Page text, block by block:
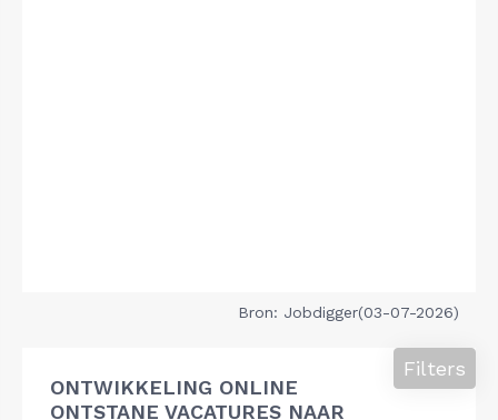
Bron: Jobdigger(03-07-2026)
ONTWIKKELING ONLINE
ONTSTANE VACATURES NAAR
Filters